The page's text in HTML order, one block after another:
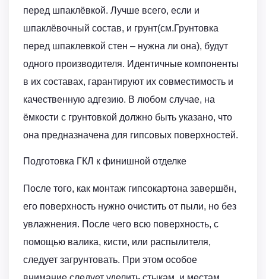
перед шпаклёвкой. Лучше всего, если и
шпаклёвочный состав, и грунт(см.Грунтовка
перед шпаклевкой стен – нужна ли она), будут
одного производителя. Идентичные компоненты
в их составах, гарантируют их совместимость и
качественную адгезию. В любом случае, на
ёмкости с грунтовкой должно быть указано, что
она предназначена для гипсовых поверхностей.
Подготовка ГКЛ к финишной отделке
После того, как монтаж гипсокартона завершён,
его поверхность нужно очистить от пыли, но без
увлажнения. После чего всю поверхность, с
помощью валика, кисти, или распылителя,
следует загрунтовать. При этом особое